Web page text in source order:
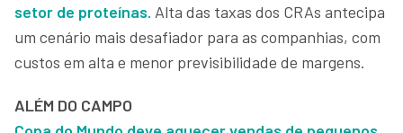
setor de proteínas. Alta das taxas dos CRAs antecipa
um cenário mais desafiador para as companhias, com
custos em alta e menor previsibilidade de margens.
ALÉM DO CAMPO